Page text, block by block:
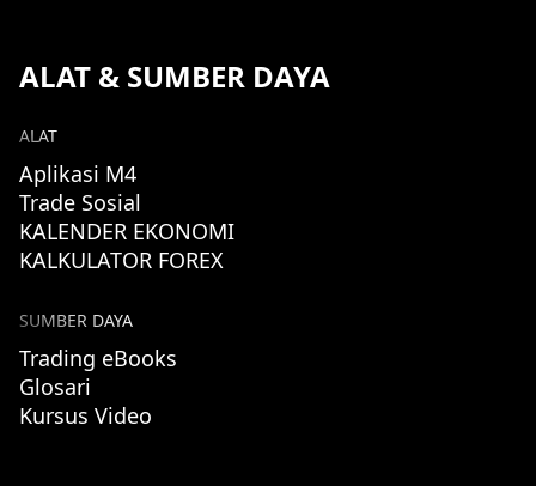
ALAT & SUMBER DAYA
ALAT
Aplikasi M4
Trade Sosial
KALENDER EKONOMI
KALKULATOR FOREX
SUMBER DAYA
Trading eBooks
Glosari
Kursus Video